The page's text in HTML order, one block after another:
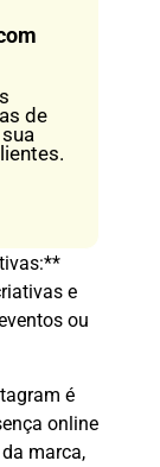
de
e
ou
é
online
marca,